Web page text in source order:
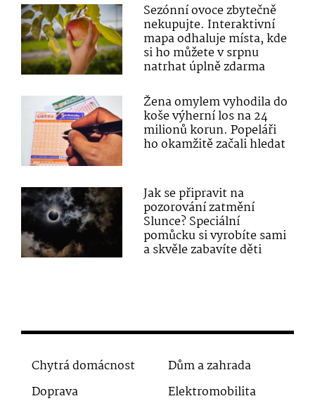
Sezónní ovoce zbytečně
nekupujte. Interaktivní
mapa odhaluje místa, kde
si ho můžete v srpnu
natrhat úplně zdarma
Žena omylem vyhodila do
koše výherní los na 24
milionů korun. Popeláři
ho okamžitě začali hledat
Jak se připravit na
pozorování zatmění
Slunce? Speciální
pomůcku si vyrobíte sami
a skvěle zabavíte děti
Chytrá domácnost
Dům a zahrada
Doprava
Elektromobilita